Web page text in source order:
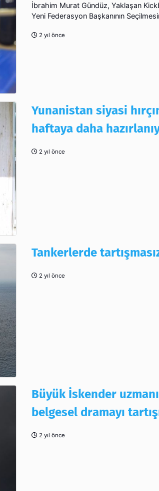
İbrahim Murat Gündüz, Yaklaşan
Yeni Federasyon Başkanının
2 yıl önce
Yunanistan siyasi
haftaya daha
2 yıl önce
Tankerlerde
2 yıl önce
Büyük İskender
belgesel dramayı
2 yıl önce